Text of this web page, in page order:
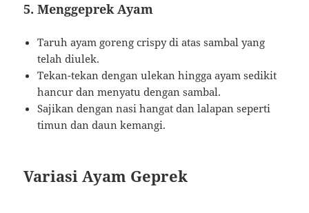
5. Menggeprek Ayam
Taruh ayam goreng crispy di atas sambal yang
telah diulek.
Tekan-tekan dengan ulekan hingga ayam sedikit
hancur dan menyatu dengan sambal.
Sajikan dengan nasi hangat dan lalapan seperti
timun dan daun kemangi.
Variasi Ayam Geprek